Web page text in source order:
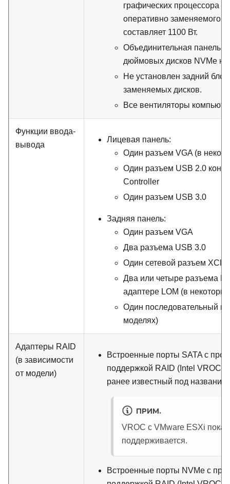
графических процессора
оперативно заменяемого
составляет 1100 Вт.
Объединительная панель
дюймовых дисков NVMe не
Не установлен задний
заменяемых дисков.
Все вентиляторы
Функции ввода-
вывода
Лицевая панель:
Один разъем VGA (в
Один разъем USB 2.0
Controller
Один разъем USB 3.0
Задняя панель:
Один разъем VGA
Два разъема USB 3.0
Один сетевой разъем
Два или четыре разъема
адаптере LOM (в
Один последовательный
моделях)
Адаптеры RAID
(в зависимости
от модели)
Встроенные порты SATA с
поддержкой RAID (Intel VROC
ранее известный под
ПРИМ.
VROC с VMware ESXi пока
поддерживается.
Встроенные порты NVMe с